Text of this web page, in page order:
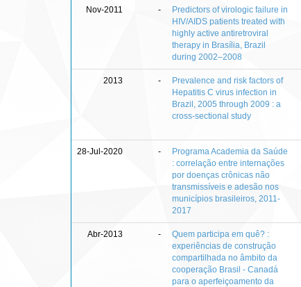
Nov-2011 -
Predictors of virologic failure in
HIV/AIDS patients treated with
highly active antiretroviral
therapy in Brasília, Brazil
during 2002–2008
2013 -
Prevalence and risk factors of
Hepatitis C virus infection in
Brazil, 2005 through 2009 : a
cross-sectional study
28-Jul-2020 -
Programa Academia da Saúde
: correlação entre internações
por doenças crônicas não
transmissíveis e adesão nos
municípios brasileiros, 2011-
2017
Abr-2013 -
Quem participa em quê? :
experiências de construção
compartilhada no âmbito da
cooperação Brasil - Canadá
para o aperfeiçoamento da